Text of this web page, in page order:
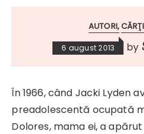
AUTORI CĂRŢI
6 august 2013 by
În 1966, când Jacki Lyden
preadolescentă ocupată
Dolores, mama ei, a